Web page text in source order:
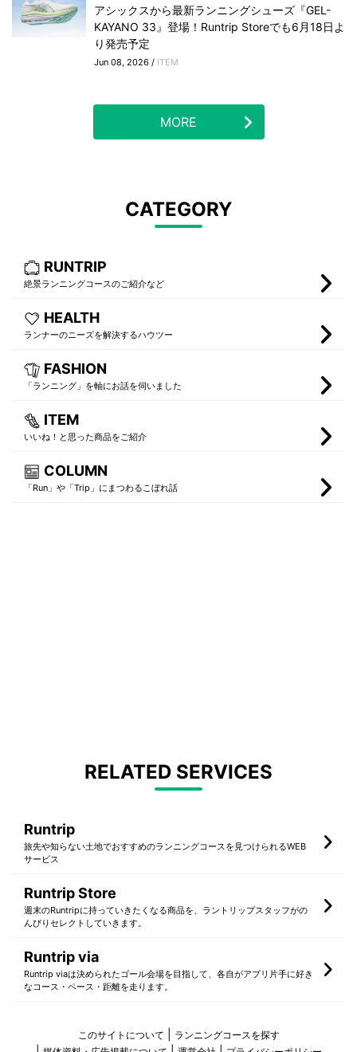
アシックスから最新ランニングシューズ『GEL-
KAYANO 33』登場！Runtrip Storeでも6月18日よ
り発売予定
Jun 08, 2026 / ITEM
MORE
CATEGORY
RUNTRIP
絶景ランニングコースのご紹介など
HEALTH
ランナーのニーズを解決するハウツー
FASHION
「ランニング」を軸にお話を伺いました
ITEM
いいね！と思った商品をご紹介
COLUMN
「Run」や「Trip」にまつわるこぼれ話
RELATED SERVICES
Runtrip
旅先や知らない土地でおすすめのランニングコースを見つけられるWEB
サービス
Runtrip Store
週末のRuntripに持っていきたくなる商品を、ラントリップスタッフがの
んびりセレクトしていきます。
Runtrip via
Runtrip viaは決められたゴール会場を目指して、各自がアプリ片手に好き
なコース・ペース・距離を走ります。
このサイトについて
ランニングコースを探す